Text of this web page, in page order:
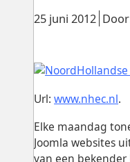
Gepubliceerd:
25 juni 2012
Url:www.nhec.nl.
Elke maandag
Joomla websites
van een